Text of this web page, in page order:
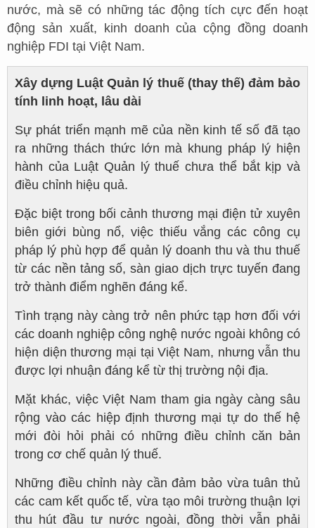
nước, mà sẽ có những tác động tích cực đến hoạt
động sản xuất, kinh doanh của cộng đồng doanh
nghiệp FDI tại Việt Nam.
Xây dựng Luật Quản lý thuế (thay thế) đảm bảo
tính linh hoạt, lâu dài
Sự phát triển mạnh mẽ của nền kinh tế số đã tạo
ra những thách thức lớn mà khung pháp lý hiện
hành của Luật Quản lý thuế chưa thể bắt kịp và
điều chỉnh hiệu quả.
Đặc biệt trong bối cảnh thương mại điện tử xuyên
biên giới bùng nổ, việc thiếu vắng các công cụ
pháp lý phù hợp để quản lý doanh thu và thu thuế
từ các nền tảng số, sàn giao dịch trực tuyến đang
trở thành điểm nghẽn đáng kể.
Tình trạng này càng trở nên phức tạp hơn đối với
các doanh nghiệp công nghệ nước ngoài không có
hiện diện thương mại tại Việt Nam, nhưng vẫn thu
được lợi nhuận đáng kể từ thị trường nội địa.
Mặt khác, việc Việt Nam tham gia ngày càng sâu
rộng vào các hiệp định thương mại tự do thế hệ
mới đòi hỏi phải có những điều chỉnh căn bản
trong cơ chế quản lý thuế.
Những điều chỉnh này cần đảm bảo vừa tuân thủ
các cam kết quốc tế, vừa tạo môi trường thuận lợi
thu hút đầu tư nước ngoài, đồng thời vẫn phải